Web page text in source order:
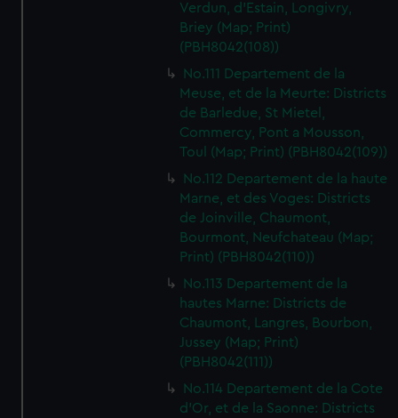
Verdun, d'Estain, Longivry,
Briey (Map; Print)
(PBH8042(108))
No.111 Departement de la
Meuse, et de la Meurte: Districts
de Barledue, St Mietel,
Commercy, Pont a Mousson,
Toul (Map; Print) (PBH8042(109))
No.112 Departement de la haute
Marne, et des Voges: Districts
de Joinville, Chaumont,
Bourmont, Neufchateau (Map;
Print) (PBH8042(110))
No.113 Departement de la
hautes Marne: Districts de
Chaumont, Langres, Bourbon,
Jussey (Map; Print)
(PBH8042(111))
No.114 Departement de la Cote
d'Or, et de la Saonne: Districts